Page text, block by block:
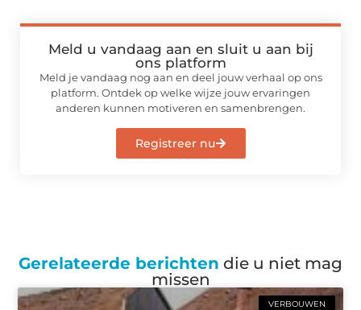
Meld u vandaag aan en sluit u aan bij
ons platform
Meld je vandaag nog aan en deel jouw verhaal op ons
platform. Ontdek op welke wijze jouw ervaringen
anderen kunnen motiveren en samenbrengen.
Registreer nu
Gerelateerde berichten die u niet mag
missen
VERBOUWEN